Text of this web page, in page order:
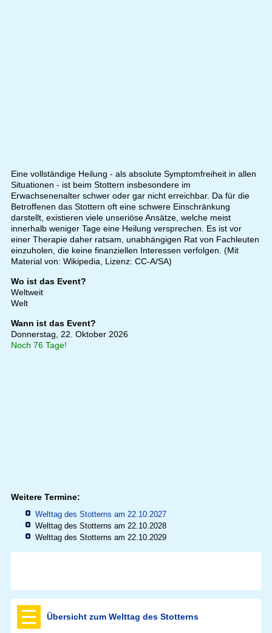
Eine vollständige Heilung - als absolute Symptomfreiheit in allen
Situationen - ist beim Stottern insbesondere im
Erwachsenenalter schwer oder gar nicht erreichbar. Da für die
Betroffenen das Stottern oft eine schwere Einschränkung
darstellt, existieren viele unseriöse Ansätze, welche meist
innerhalb weniger Tage eine Heilung versprechen. Es ist vor
einer Therapie daher ratsam, unabhängigen Rat von Fachleuten
einzuholen, die keine finanziellen Interessen verfolgen. (Mit
Material von: Wikipedia, Lizenz: CC-A/SA)
Wo ist das Event?
Weltweit
Welt
Wann ist das Event?
Donnerstag, 22. Oktober 2026
Noch 76 Tage!
Weitere Termine:
Welttag des Stotterns am 22.10.2027
Welttag des Stotterns am 22.10.2028
Welttag des Stotterns am 22.10.2029
Übersicht zum Welttag des Stotterns